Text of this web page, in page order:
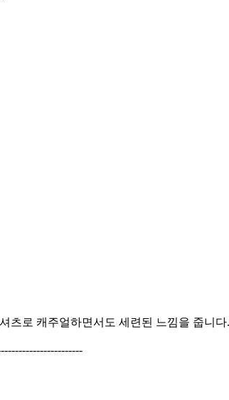
츠로 캐주얼하면서도 세련된 느낌을 줍니